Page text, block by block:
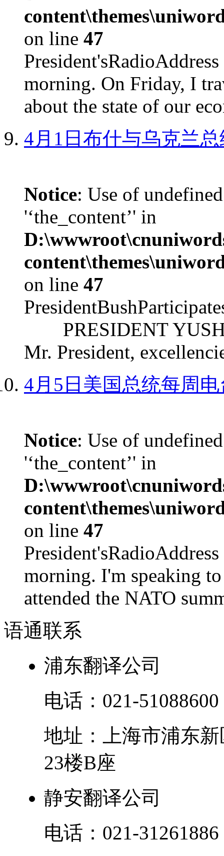
on line 47
morning. On Friday, I
about the state of our
4月1日布什与乌克兰
Notice: Use of
'‘the_content’' in
on line 47
PRESIDENT
Mr. President,
4月5日美国总统每周
Notice: Use of
'‘the_content’' in
on line 47
morning. I'm speaking
attended the NATO
语通联系
浦东翻译公司
电话： 021-51088600
地址：
上海市浦东新
23楼B座
静安翻译公司
电话： 021-31261886